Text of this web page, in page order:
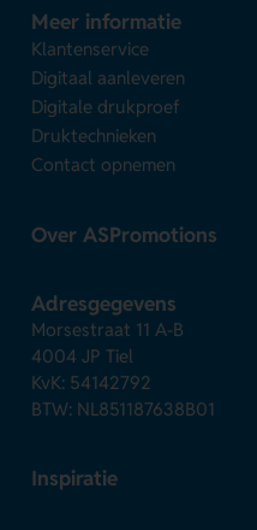
Meer informatie
Klantenservice
Digitaal aanleveren
Digitale drukproef
Druktechnieken
Contact opnemen
Over ASPromotions
Adresgegevens
Morsestraat 11 A-B
4004 JP Tiel
KvK: 54142792
BTW: NL851187638B01
Inspiratie